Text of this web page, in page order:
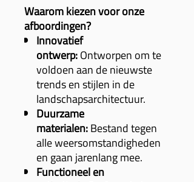
Waarom kiezen voor onze
afboordingen?
Innovatief
ontwerp:Ontworpen om te
voldoen aan de nieuwste
trends en stijlen in de
landschapsarchitectuur.
Duurzame
materialen:Bestand tegen
alle weersomstandigheden
en gaan jarenlang mee.
Functioneel en